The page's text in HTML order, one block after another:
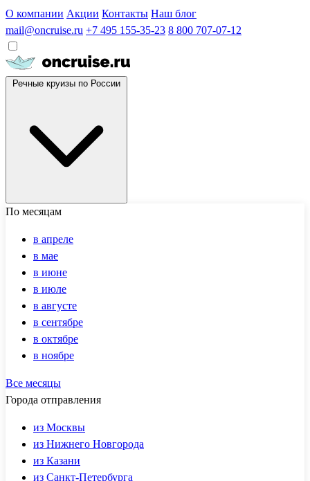
О компании Акции Контакты Наш блог
mail@oncruise.ru +7 495 155-35-23 8 800 707-07-12
По месяцам
в апреле
в мае
в июне
в июле
в августе
в сентябре
в октябре
в ноябре
Все месяцы
Города отправления
из Москвы
из Нижнего Новгорода
из Казани
из Санкт-Петербурга